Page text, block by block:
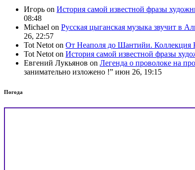
Игорь on История самой известной фразы
08:48
Michael on Русская цыганская музыка звучит в
26, 22:57
Tot Netot on От Неаполя до Шантийи.
Tot Netot on История самой известной фразы
Евгений Лукьянов on Легенда о проволоке на
занимательно изложено !” июн 26, 19:15
Погода